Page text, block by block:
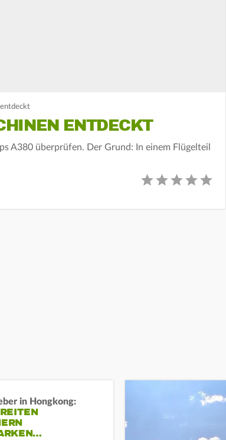
ENTDECKT
A380 überprüfen. Der Grund: In einem Flügelteil
in Hongkong: